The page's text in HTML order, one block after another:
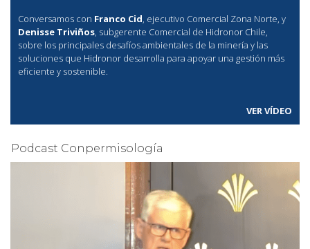
Conversamos con Franco Cid, ejecutivo Comercial Zona Norte, y
Denisse Triviños, subgerente Comercial de Hidronor Chile,
sobre los principales desafíos ambientales de la minería y las
soluciones que Hidronor desarrolla para apoyar una gestión más
eficiente y sostenible.
VER VÍDEO
Podcast Conpermisología